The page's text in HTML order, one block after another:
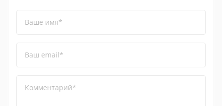
Ваше имя*
Ваш email*
Комментарий*